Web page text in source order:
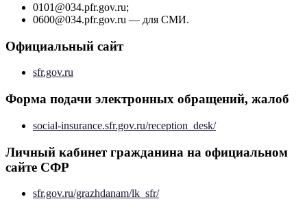
0101@034.pfr.gov.ru;
0600@034.pfr.gov.ru — для СМИ.
Официальный сайт
sfr.gov.ru
Форма подачи электронных обращений, жалоб
social-insurance.sfr.gov.ru/reception_desk/
Личный кабинет гражданина на официальном
сайте СФР
sfr.gov.ru/grazhdanam/lk_sfr/